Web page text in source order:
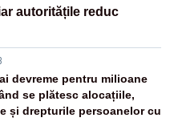
autoritățile reduc
devreme pentru milioane
se plătesc alocațiile,
și drepturile persoanelor cu